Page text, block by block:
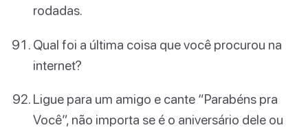
rodadas.
Qual foi a última coisa que você procurou na
internet?
Ligue para um amigo e cante “Parabéns pra
Você”, não importa se é o aniversário dele ou